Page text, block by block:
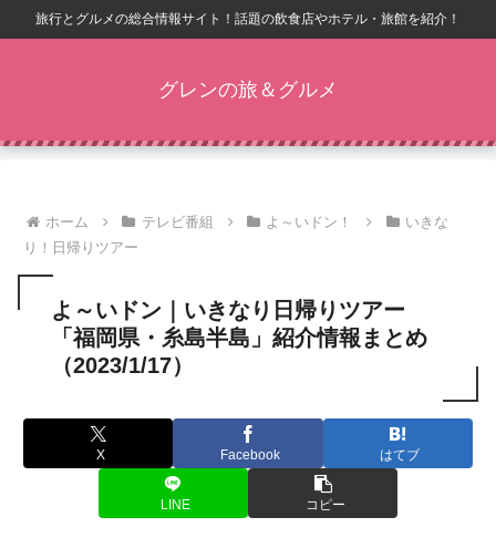
旅行とグルメの総合情報サイト！話題の飲食店やホテル・旅館を紹介！
グレンの旅＆グルメ
ホーム テレビ番組 よ～いドン！
いきな
り！日帰りツアー
よ～いドン｜いきなり日帰りツアー
「福岡県・糸島半島」紹介情報まとめ
（2023/1/17）
X Facebook はてブ
LINE コピー